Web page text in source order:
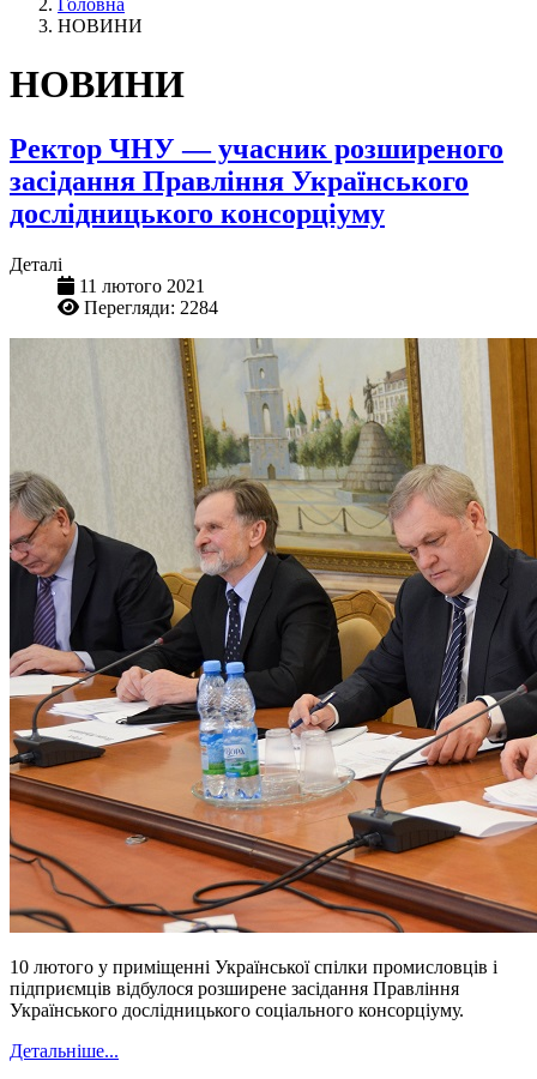
НОВИНИ
НОВИНИ
Ректор ЧНУ — учасник розширеного
засідання Правління Українського
дослідницького консорціуму
Деталі
11 лютого 2021
Перегляди: 2284
10 лютого у приміщенні Української спілки промисловців і
підприємців відбулося розширене засідання Правління
Українського дослідницького соціального консорціуму.
Детальніше...